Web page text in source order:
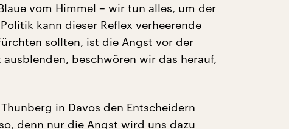
vom Himmel – wir tun alles, um der
kann dieser Reflex verheerende
sollten, ist die Angst vor der
beschwören wir das herauf,
in Davos den Entscheidern
denn nur die Angst wird uns dazu